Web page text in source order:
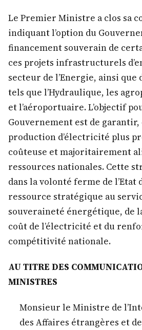
Le Premier Ministre a clos sa
indiquant l’option du
financement souverain de
ces projets infrastructurels
secteur de l’Energie, ainsi que
tels que l’Hydraulique, les
et l’aéroportuaire. L’objectif
Gouvernement est de garantir,
production d’électricité plus
coûteuse et majoritairement
ressources nationales. Cette
dans la volonté ferme de l’Etat
ressource stratégique au
souveraineté énergétique, de
coût de l’électricité et du
compétitivité nationale.
AU TITRE DES
MINISTRES
Monsieur le Ministre de
des Affaires étrangères et